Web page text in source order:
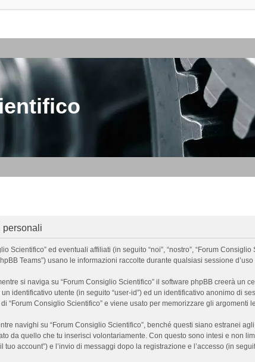
personali
ed eventuali affiliati (in seguito “noi”, “nostro”, “Forum Consiglio
Teams”) usano le informazioni raccolte durante qualsiasi sessione
si naviga su “Forum Consiglio Scientifico” il software phpBB creerà un
identificativo utente (in seguito “user-id”) ed un identificativo anonimo di
“Forum Consiglio Scientifico” e viene usato per memorizzare gli
navighi su “Forum Consiglio Scientifico”, benché questi siano estranei
da quello che tu inserisci volontariamente. Con questo sono intesi e non
account”) e l’invio di messaggi dopo la registrazione e l’accesso (in